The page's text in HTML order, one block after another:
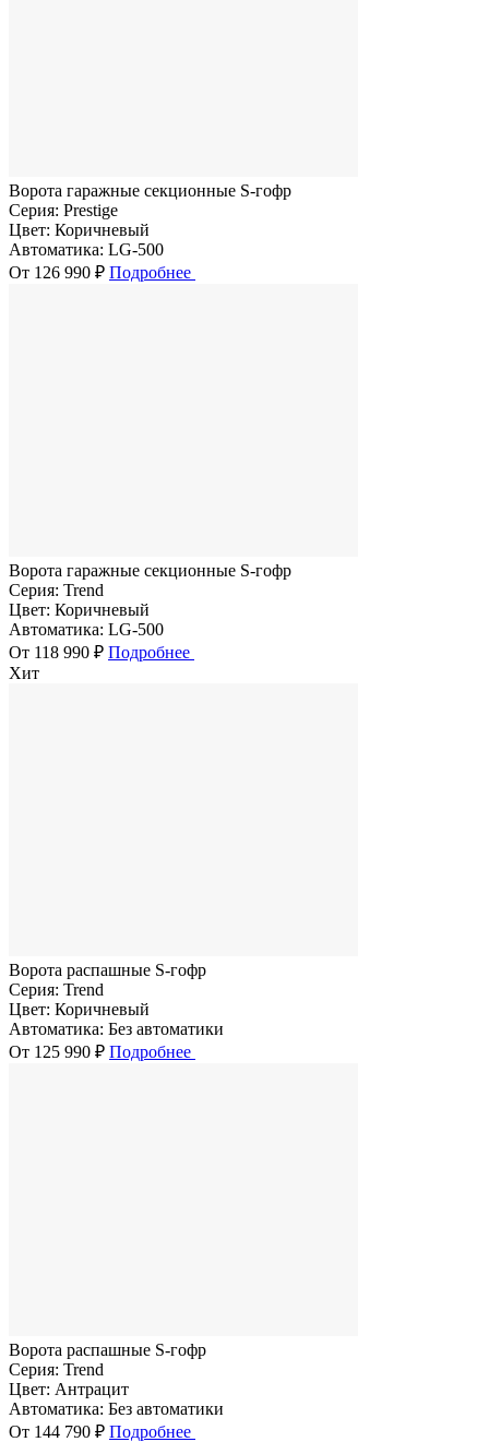
Ворота гаражные секционные S-гофр
Серия: Prestige
Цвет: Коричневый
Автоматика: LG-500
От 126 990 ₽ Подробнее
Ворота гаражные секционные S-гофр
Серия: Trend
Цвет: Коричневый
Автоматика: LG-500
От 118 990 ₽ Подробнее
Хит
Ворота распашные S-гофр
Серия: Trend
Цвет: Коричневый
Автоматика: Без автоматики
От 125 990 ₽ Подробнее
Ворота распашные S-гофр
Серия: Trend
Цвет: Антрацит
Автоматика: Без автоматики
От 144 790 ₽ Подробнее